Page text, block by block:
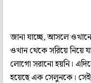
জানা যাচ্ছে, আসলে
ওখান থেকে সরিয়ে নিয়ে
লোগো সরানো হয়নি।
হয়েছে এক সেলুনকে।